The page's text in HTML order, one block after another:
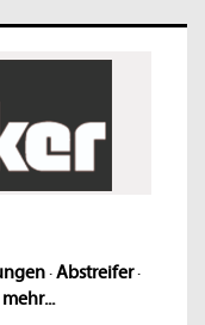
·Abstreifer·
mehr...